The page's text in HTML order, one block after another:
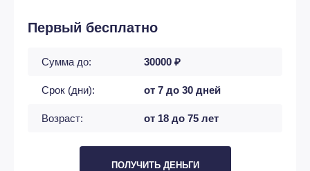
Первый бесплатно
Сумма до: 30000 ₽
Срок (дни): от 7 до 30 дней
Возраст: от 18 до 75 лет
ПОЛУЧИТЬ ДЕНЬГИ